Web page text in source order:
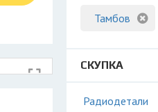
Тамбов
СКУПКА
Радиодетали